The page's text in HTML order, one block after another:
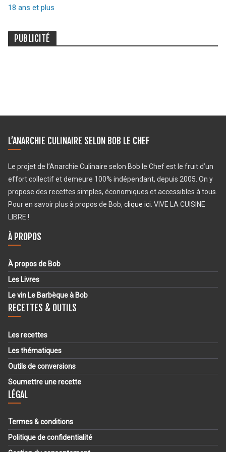
18 ans et plus
PUBLICITÉ
L’ANARCHIE CULINAIRE SELON BOB LE CHEF
Le projet de l’Anarchie Culinaire selon Bob le Chef est le fruit d’un
effort collectif et demeure 100% indépendant, depuis 2005. On y
propose des recettes simples, économiques et accessibles à tous.
Pour en savoir plus à propos de Bob, clique ici. VIVE LA CUISINE
LIBRE !
À PROPOS
À propos de Bob
Les Livres
Le vin Le Barbèque à Bob
RECETTES & OUTILS
Les recettes
Les thématiques
Outils de conversions
Soumettre une recette
LÉGAL
Termes & conditions
Politique de confidentialité